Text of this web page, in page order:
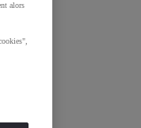
alors